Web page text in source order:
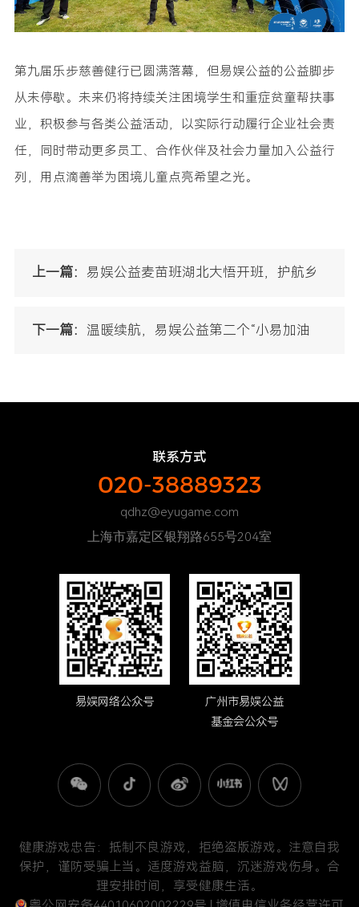
第九届乐步慈善健行已圆满落幕，但易娱公益的公益脚步
从未停歇。未来仍将持续关注困境学生和重症贫童帮扶事
业，积极参与各类公益活动，以实际行动履行企业社会责
任，同时带动更多员工、合作伙伴及社会力量加入公益行
列，用点滴善举为困境儿童点亮希望之光。
上一篇： 易娱公益麦苗班湖北大悟开班，护航乡
下一篇： 温暖续航，易娱公益第二个“小易加油
联系方式
020-38889323
qdhz@eyugame.com
上海市嘉定区银翔路655号204室
易娱网络公众号
广州市易娱公益
基金会公众号
健康游戏忠告：抵制不良游戏，拒绝盗版游戏。注意自我
保护，谨防受骗上当。适度游戏益脑，沉迷游戏伤身。合
理安排时间，享受健康生活。